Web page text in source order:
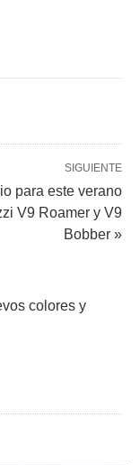
SIGUIENTE
para este verano
V9 Roamer y V9
Bobber »
colores y